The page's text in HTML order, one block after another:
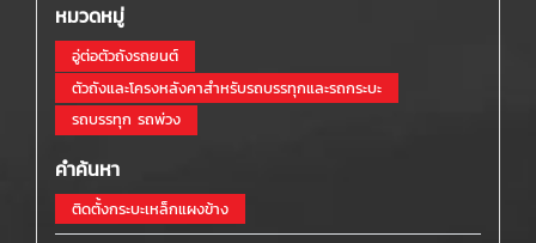
หมวดหมู่
อู่ต่อตัวถังรถยนต์
ตัวถังและโครงหลังคาสำหรับรถบรรทุกและรถกระบะ
รถบรรทุก รถพ่วง
คำค้นหา
ติดตั้งกระบะเหล็กแผงข้าง